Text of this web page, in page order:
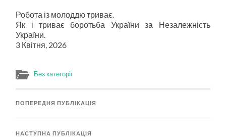
Робота із молоддю триває.
Як і триває боротьба України за Незалежність
України.
3 Квітня, 2026
Без категорії
ПОПЕРЕДНЯ ПУБЛІКАЦІЯ
НАСТУПНА ПУБЛІКАЦІЯ